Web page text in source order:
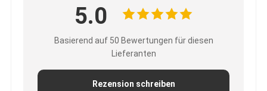
5.0
Basierend auf 50 Bewertungen für diesen
Lieferanten
Rezension schreiben